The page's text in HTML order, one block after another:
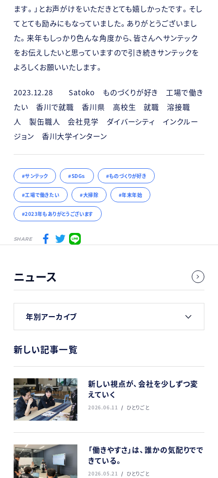
ます。」とお声がけをいただきとても嬉しかったです。そし
てとても励みにもなっていました。ありがとうございまし
た。来年もしっかり色んな角度から、皆さんへサンテック
をお伝えしたいと思っていますので引き続きサンテックを
よろしくお願いいたします。
2023.12.28 Satoko ものづくりが好き 工場で働き
たい 香川で就職 香川県 高校生 就職 溶接職
人 製缶職人 会社見学 ダイバーシティ インクルー
ジョン 香川大学インターン
サンテック SDGｓ ものづくりが好き
工場で働きたい 大掃除 年末年始
2023年もありがとうございます
SHARE
ニュース
年別アーカイブ
新しい記事一覧
新しい視点が、会社を少しずつ変
えていく
2026.06.11 ひとりごと
「働きやすさ」は、誰かの気配りでで
きている。
2026.05.21 ひとりごと